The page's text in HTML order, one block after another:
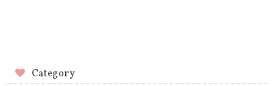
Category